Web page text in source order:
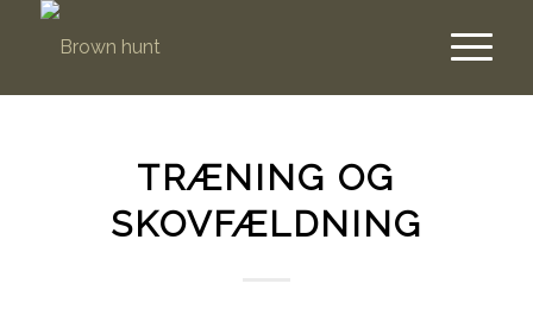
TRÆNING OG
SKOVFÆLDNING